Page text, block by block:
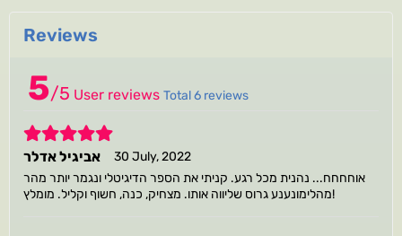
Reviews
5/5 User reviews Total 6 reviews
5
אביגיל אדלר
30 July, 2022
אוחחחח... נהנית מכל רגע. קניתי את הספר הדיגיטלי ונגמר יותר מהר
מהלימונענע גרוס שליווה אותו. מצחיק, כנה, חשוף וקליל. מומלץ!